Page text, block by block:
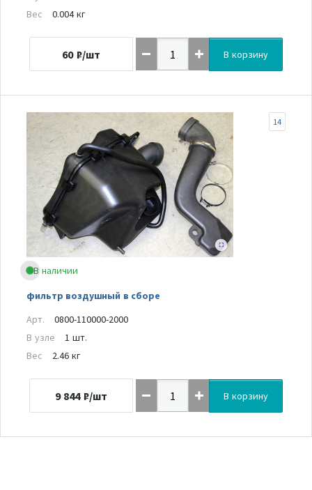
Вес
0.004 кг
60 ₽/шт В корзину
В наличии
фильтр воздушный в сборе
14
Арт.
0800-110000-2000
В узле
1 шт.
Вес
2.46 кг
9 844 ₽/шт В корзину